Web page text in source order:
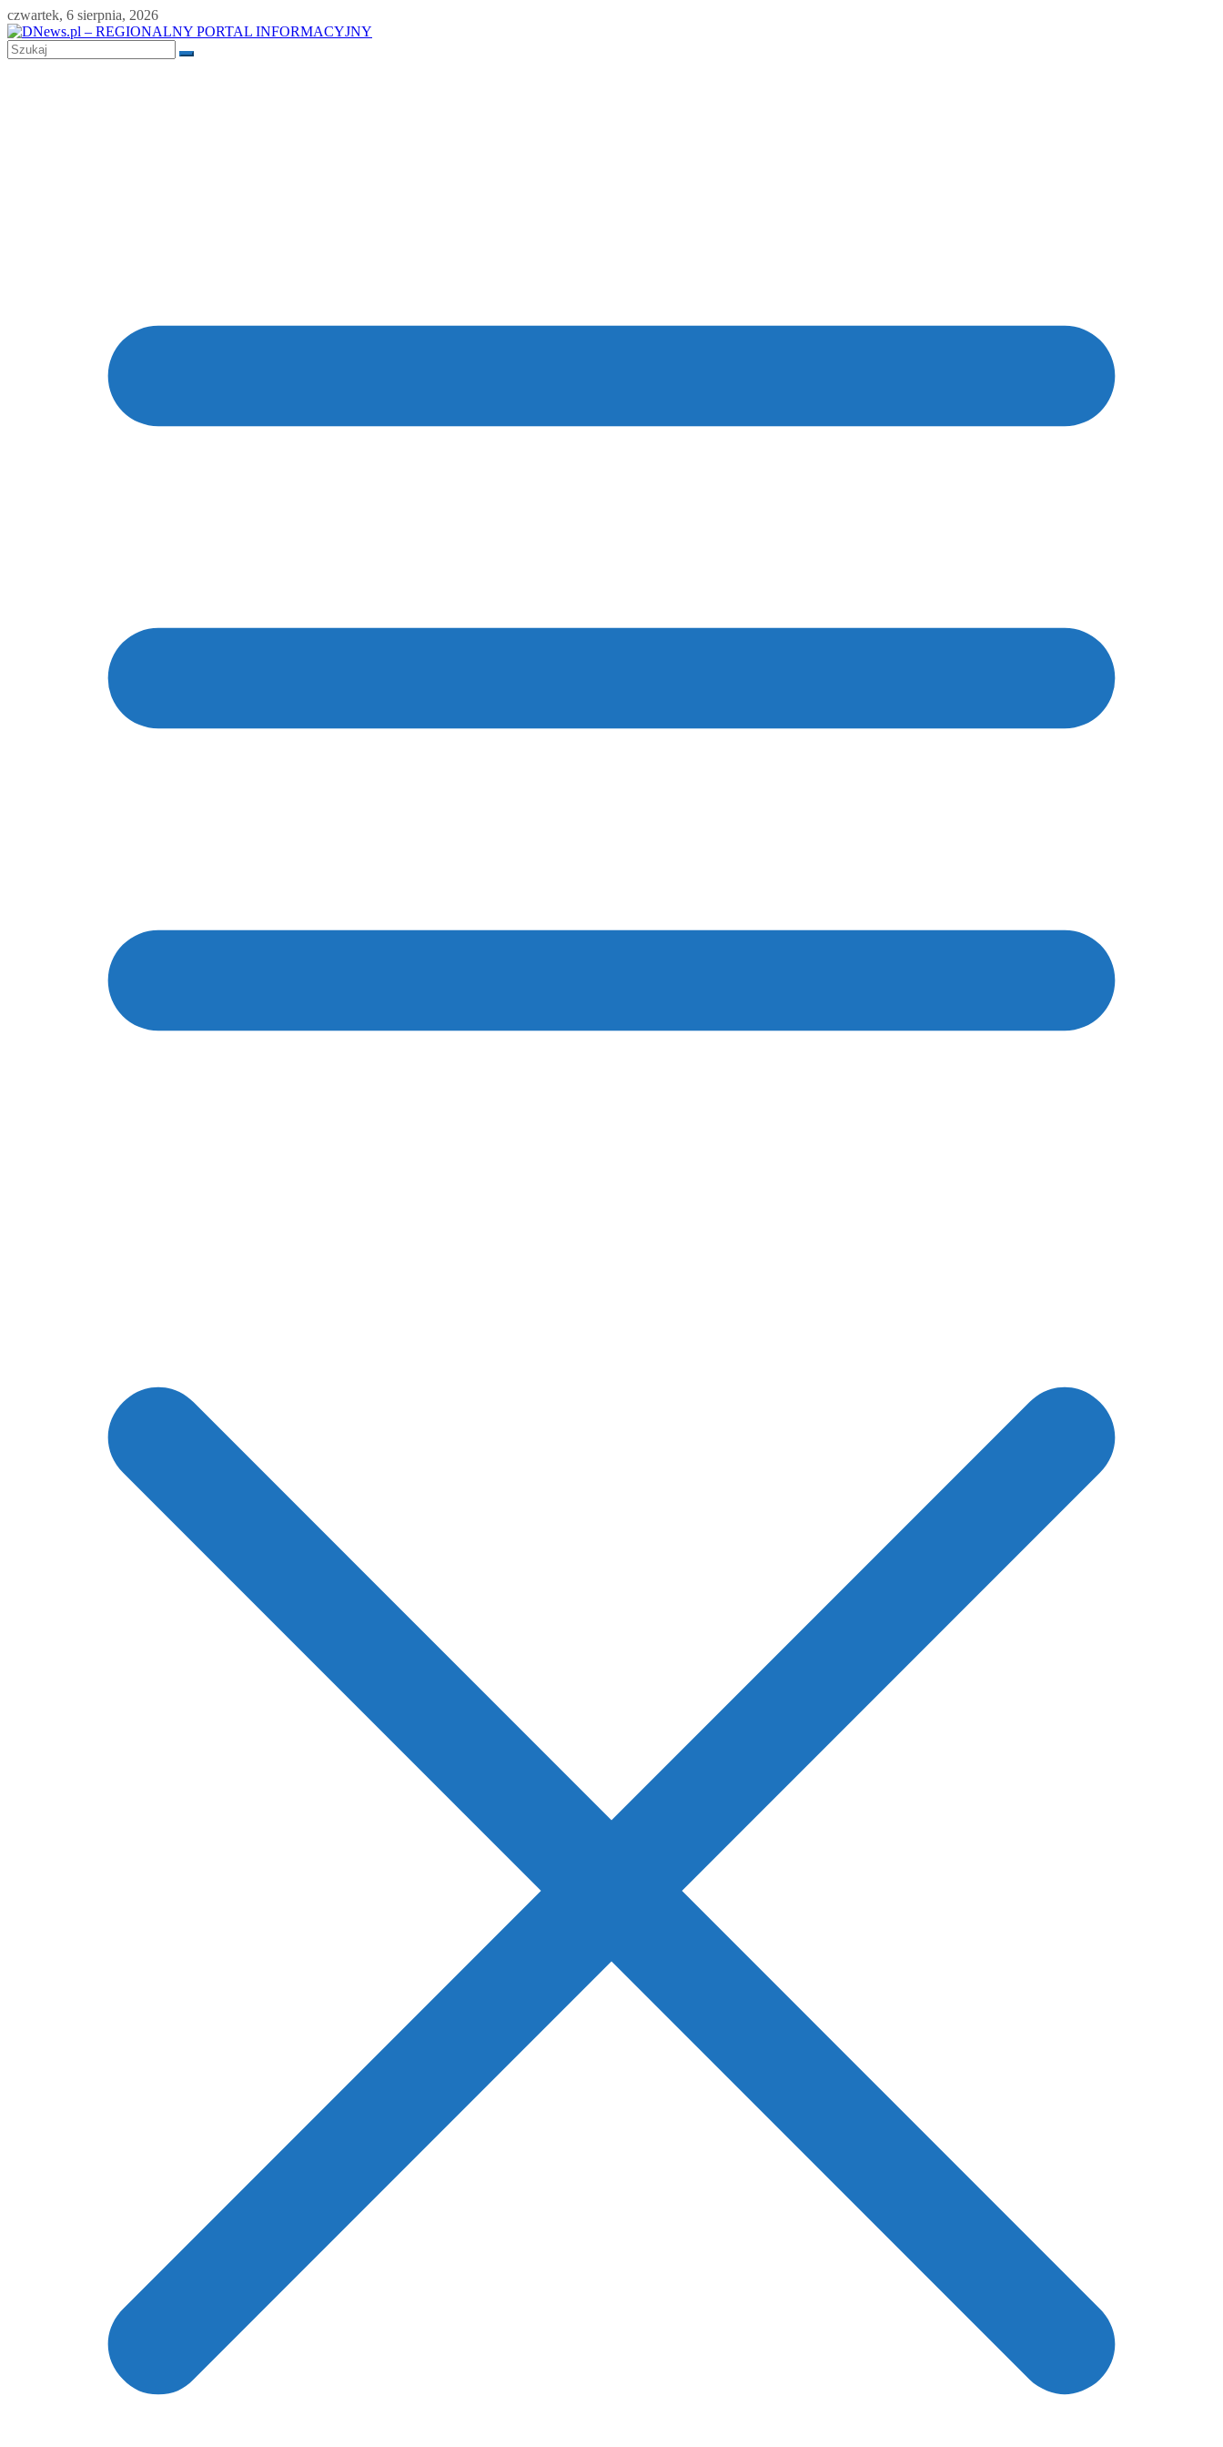
Skip
to
content
czwartek, 6 sierpnia, 2026